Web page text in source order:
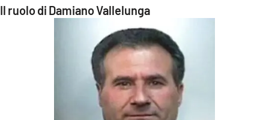
Il ruolo di Damiano Vallelunga